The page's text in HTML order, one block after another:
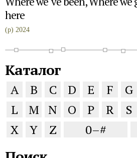
here
(p) 2024
Каталог
A B C D E F G
L
M N O P R S
X
Y Z 0–#